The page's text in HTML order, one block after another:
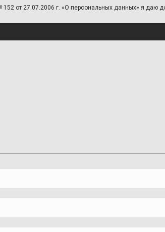
от 27.07.2006 г. «О персональных данных» я даю